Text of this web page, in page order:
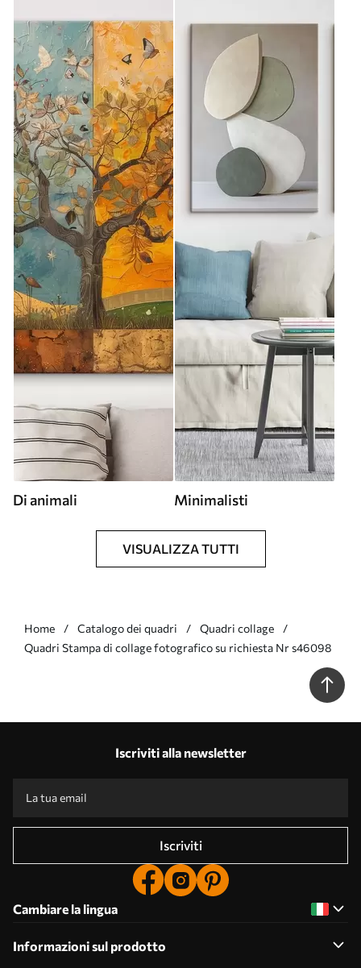
Di animali Minimalisti
VISUALIZZA TUTTI
Home Catalogo dei quadri
Quadri collage
Quadri Stampa di collage fotografico su richiesta Nr s46098
Iscriviti alla newsletter
Iscriviti
Cambiare la lingua
Informazioni sul prodotto